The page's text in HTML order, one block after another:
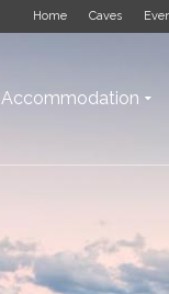
Home Caves
Accommodation